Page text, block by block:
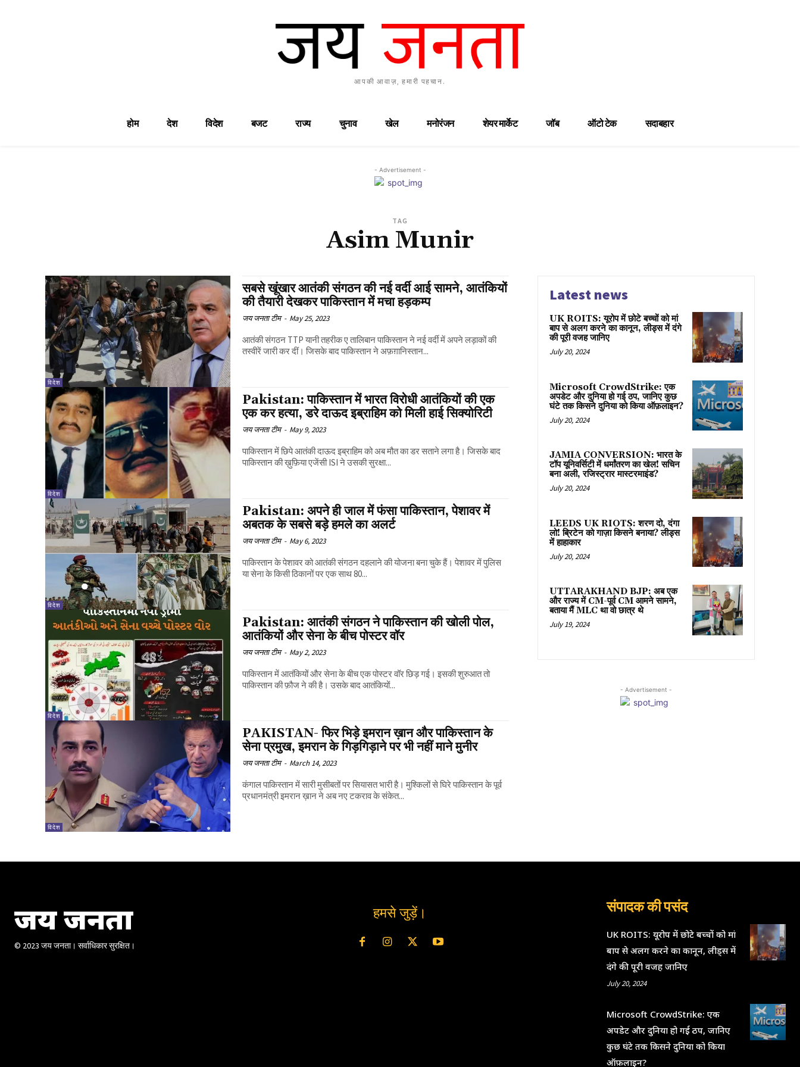
आपकी आवाज़, हमारी पहचान.
होम देश विदेश बजट राज्य चुनाव खेल मनोरंजन शेयर मार्केट जॉब ऑटो टेक सदाबहार
- Advertisement -
TAG
Asim Munir
विदेश
सबसे खूंखार आतंकी संगठन की नई वर्दी आई सामने, आतंकियों
की तैयारी देखकर पाकिस्तान में मचा हड़कम्प
जय जनता टीम - May 25, 2023
आतंकी संगठन TTP यानी तहरीक ए तालिबान पाकिस्तान ने नई वर्दी में अपने लड़ाकों की
तस्वीरें जारी कर दीं। जिसके बाद पाकिस्तान ने अफ़ग़ानिस्तान...
विदेश
Pakistan: पाकिस्तान में भारत विरोधी आतंकियों की एक
एक कर हत्या, डरे दाऊद इब्राहिम को मिली हाई सिक्योरिटी
जय जनता टीम - May 9, 2023
पाकिस्तान में छिपे आतंकी दाऊद इब्राहिम को अब मौत का डर सताने लगा है। जिसके बाद
पाकिस्तान की ख़ुफ़िया एजेंसी ISI ने उसकी सुरक्षा...
विदेश
Pakistan: अपने ही जाल में फंसा पाकिस्तान, पेशावर में
अबतक के सबसे बड़े हमले का अलर्ट
जय जनता टीम - May 6, 2023
पाकिस्तान के पेशावर को आतंकी संगठन दहलाने की योजना बना चुके हैं। पेशावर में पुलिस
या सेना के किसी ठिकानों पर एक साथ 80...
विदेश
Pakistan: आतंकी संगठन ने पाकिस्तान की खोली पोल,
आतंकियों और सेना के बीच पोस्टर वॉर
जय जनता टीम - May 2, 2023
पाकिस्तान में आतंकियों और सेना के बीच एक पोस्टर वॉर छिड़ गई। इसकी शुरुआत तो
पाकिस्तान की फ़ौज ने की है। उसके बाद आतंकियों...
विदेश
PAKISTAN- फिर भिड़े इमरान ख़ान और पाकिस्तान के
सेना प्रमुख, इमरान के गिड़गिड़ाने पर भी नहीं माने मुनीर
जय जनता टीम - March 14, 2023
कंगाल पाकिस्तान में सारी मुसीबतों पर सियासत भारी है। मुश्किलों से घिरे पाकिस्तान के पूर्व
प्रधानमंत्री इमरान ख़ान ने अब नए टकराव के संकेत...
Latest news
UK ROITS: यूरोप में छोटे बच्चों को मां
बाप से अलग करने का कानून, लीड्स में दंगे
की पूरी वजह जानिए
July 20, 2024
Microsoft CrowdStrike: एक
अपडेट और दुनिया हो गई ठप, जानिए कुछ
घंटे तक किसने दुनिया को किया ऑफ़लाइन?
July 20, 2024
JAMIA CONVERSION: भारत के
टॉप यूनिवर्सिटी में धर्मांतरण का खेल! सचिन
बना अली, रजिस्ट्रार मास्टरमाइंड?
July 20, 2024
LEEDS UK RIOTS: शरण दो, दंगा
लो! ब्रिटेन को गाज़ा किसने बनाया? लीड्स
में हाहाकार
July 20, 2024
UTTARAKHAND BJP: अब एक
और राज्य में CM-पूर्व CM आमने सामने,
बताया मैं MLC था वो छात्र थे
July 19, 2024
- Advertisement -
जय जनता
© 2023 जय जनता। सर्वाधिकार सुरक्षित।
हमसे जुड़ें। संपादक की पसंद
UK ROITS: यूरोप में छोटे बच्चों को मां
बाप से अलग करने का कानून, लीड्स में
दंगे की पूरी वजह जानिए
July 20, 2024
Microsoft CrowdStrike: एक
अपडेट और दुनिया हो गई ठप, जानिए
कुछ घंटे तक किसने दुनिया को किया
ऑफ़लाइन?